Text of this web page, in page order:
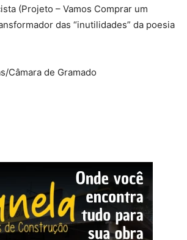
(Projeto – Vamos Comprar um
das “inutilidades” da poesia
Câmara de Gramado